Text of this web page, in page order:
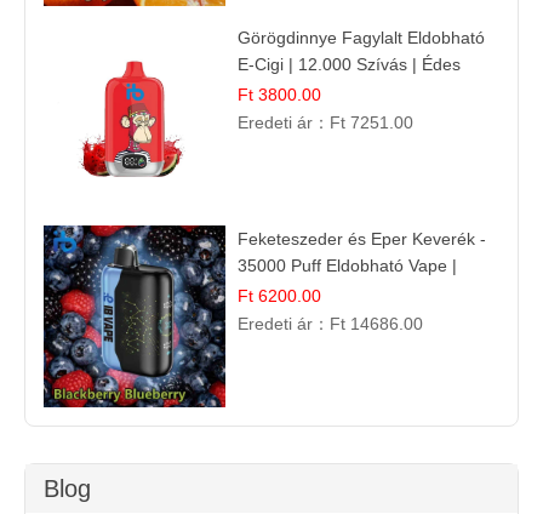
Görögdinnye Fagylalt Eldobható
E-Cigi | 12.000 Szívás | Édes
Vízidín Íz
Ft 3800.00
Eredeti ár： Ft 7251.00
Feketeszeder és Eper Keverék -
35000 Puff Eldobható Vape |
Ízletes Gyümölcsökombináció!
Ft 6200.00
Eredeti ár： Ft 14686.00
Blog